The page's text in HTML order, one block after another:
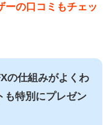
ーの口コミもチェッ
の仕組みがよくわ
も特別にプレゼン